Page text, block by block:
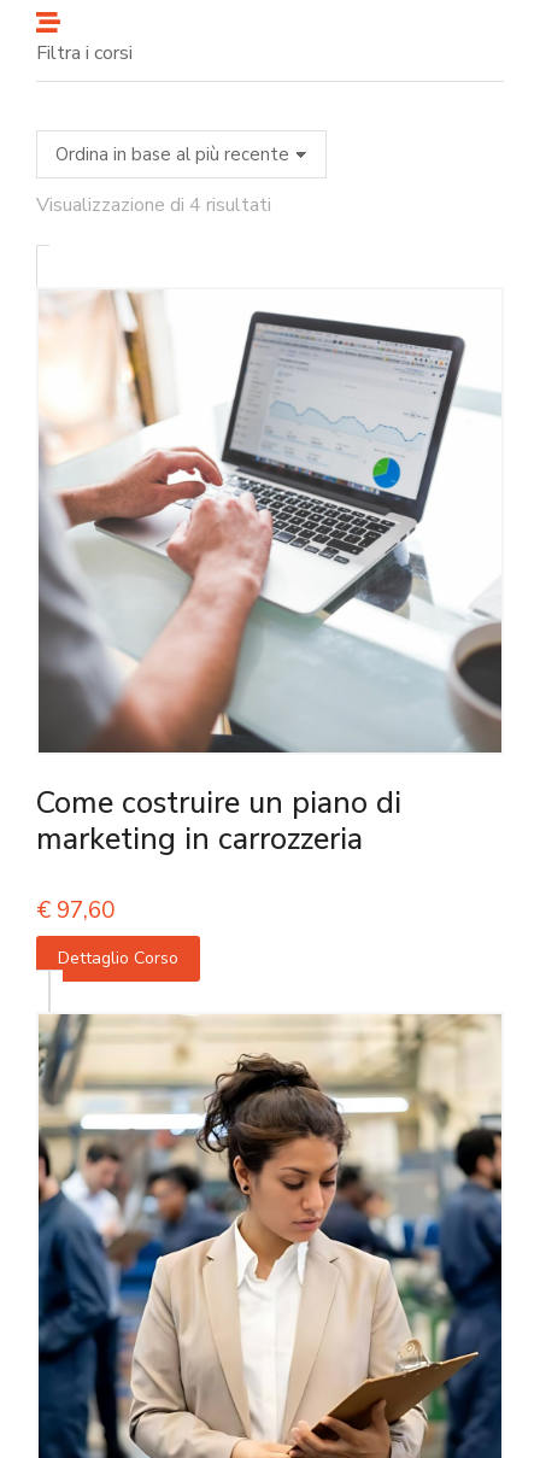
Filtra i corsi
Visualizzazione di 4 risultati
Come costruire un piano di
marketing in carrozzeria
€ 97,60
Dettaglio Corso